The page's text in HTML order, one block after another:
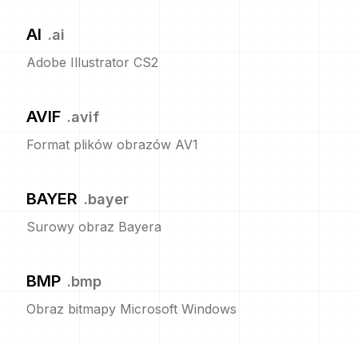
AI .ai
Adobe Illustrator CS2
AVIF .avif
Format plików obrazów AV1
BAYER .bayer
Surowy obraz Bayera
BMP .bmp
Obraz bitmapy Microsoft Windows